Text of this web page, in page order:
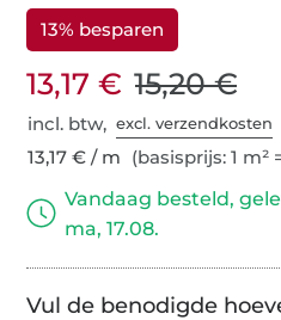
13% besparen
13,17 € 15,20 €
incl. btw,excl. verzendkosten
13,17 € / m (basisprijs: 1 m²
Vandaag besteld,
ma, 17.08.
Vul de benodigde